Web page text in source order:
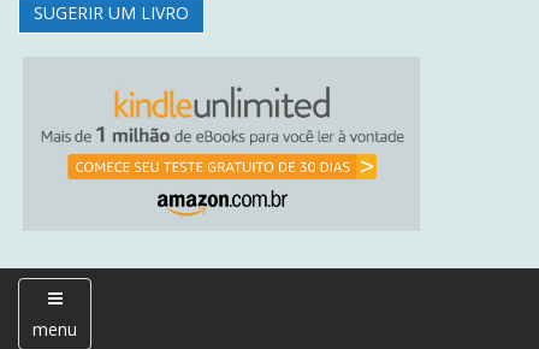
SUGERIR UM LIVRO
menu